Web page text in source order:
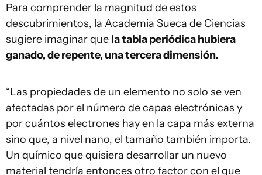
Para comprender la magnitud de estos
descubrimientos, la Academia Sueca de Ciencias
sugiere imaginar que la tabla periódica hubiera
ganado, de repente, una tercera dimensión.
“Las propiedades de un elemento no solo se ven
afectadas por el número de capas electrónicas y
por cuántos electrones hay en la capa más externa
sino que, a nivel nano, el tamaño también importa.
Un químico que quisiera desarrollar un nuevo
material tendría entonces otro factor con el que